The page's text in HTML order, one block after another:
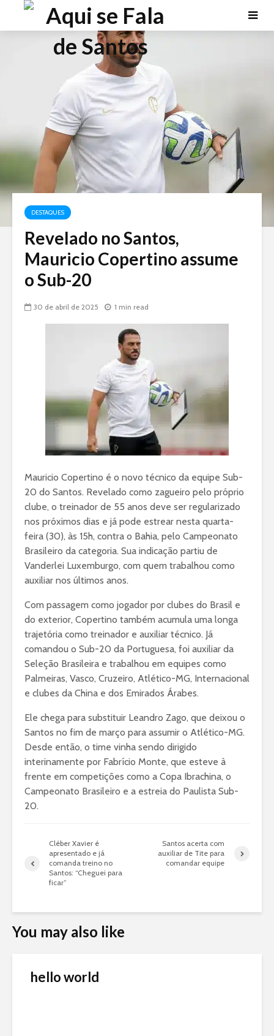
DESTAQUES
Revelado no Santos,
Mauricio Copertino assume
o Sub-20
30 de abril de 2025 1 min read
Mauricio Copertino é o novo técnico da equipe Sub-
20 do Santos. Revelado como zagueiro pelo próprio
clube, o treinador de 55 anos deve ser regularizado
nos próximos dias e já pode estrear nesta quarta-
feira (30), às 15h, contra o Bahia, pelo Campeonato
Brasileiro da categoria. Sua indicação partiu de
Vanderlei Luxemburgo, com quem trabalhou como
auxiliar nos últimos anos.
Com passagem como jogador por clubes do Brasil e
do exterior, Copertino também acumula uma longa
trajetória como treinador e auxiliar técnico. Já
comandou o Sub-20 da Portuguesa, foi auxiliar da
Seleção Brasileira e trabalhou em equipes como
Palmeiras, Vasco, Cruzeiro, Atlético-MG, Internacional
e clubes da China e dos Emirados Árabes.
Ele chega para substituir Leandro Zago, que deixou o
Santos no fim de março para assumir o Atlético-MG.
Desde então, o time vinha sendo dirigido
interinamente por Fabrício Monte, que esteve à
frente em competições como a Copa Ibrachina, o
Campeonato Brasileiro e a estreia do Paulista Sub-
20.
Cléber Xavier é
apresentado e já
comanda treino no
Santos: “Cheguei para
ficar”
Santos acerta com
auxiliar de Tite para
comandar equipe
You may also like
hello world